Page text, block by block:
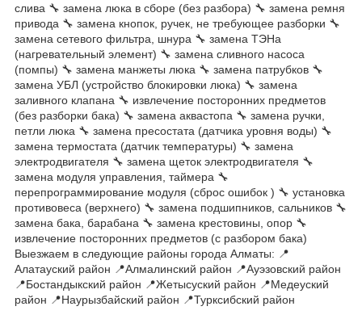
слива 🔧 замена люка в сборе (без разбора) 🔧 замена ремня
привода 🔧 замена кнопок, ручек, не требующее разборки 🔧
замена сетевого фильтра, шнура 🔧 замена ТЭНа
(нагревательный элемент) 🔧 замена сливного насоса
(помпы) 🔧 замена манжеты люка 🔧 замена патрубков 🔧
замена УБЛ (устройство блокировки люка) 🔧 замена
заливного клапана 🔧 извлечение посторонних предметов
(без разборки бака) 🔧 замена аквастопа 🔧 замена ручки,
петли люка 🔧 замена пресостата (датчика уровня воды) 🔧
замена термостата (датчик температуры) 🔧 замена
электродвигателя 🔧 замена щеток электродвигателя 🔧
замена модуля управления, таймера 🔧
перепрограммирование модуля (сброс ошибок ) 🔧 установка
противовеса (верхнего) 🔧 замена подшипников, сальников 🔧
замена бака, барабана 🔧 замена крестовины, опор 🔧
извлечение посторонних предметов (с разбором бака)
Выезжаем в следующие районы города Алматы: 📍
Алатауский район 📍Алмалинский район 📍Ауэзовский район
📍Бостандыкский район 📍Жетысуский район 📍Медеуский
район 📍Наурызбайский район 📍Турксибский район